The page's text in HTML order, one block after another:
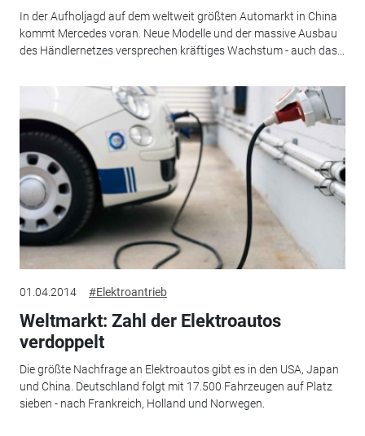
In der Aufholjagd auf dem weltweit größten Automarkt in China
kommt Mercedes voran. Neue Modelle und der massive Ausbau
des Händlernetzes versprechen kräftiges Wachstum - auch das...
01.04.2014 #Elektroantrieb
Weltmarkt: Zahl der Elektroautos
verdoppelt
Die größte Nachfrage an Elektroautos gibt es in den USA, Japan
und China. Deutschland folgt mit 17.500 Fahrzeugen auf Platz
sieben - nach Frankreich, Holland und Norwegen.